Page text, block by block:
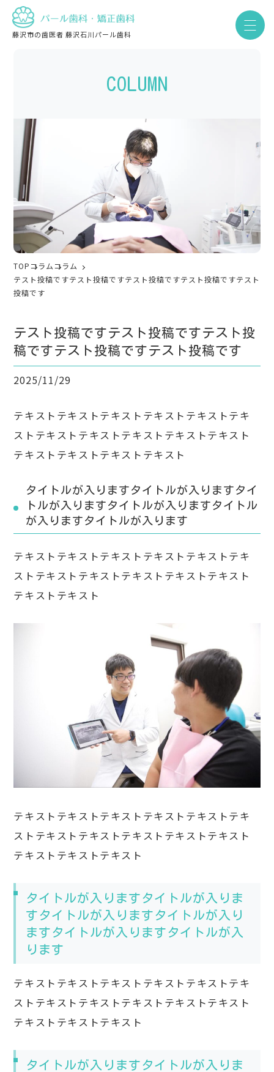
藤沢市の歯医者 藤沢石川パール歯科
COLUMN
TOPコラムコラム
テスト投稿ですテスト投稿ですテスト投稿ですテスト投稿ですテスト
投稿です
テスト投稿ですテスト投稿ですテスト投
稿ですテスト投稿ですテスト投稿です
2025/11/29
テキストテキストテキストテキストテキストテキ
ストテキストテキストテキストテキストテキスト
テキストテキストテキストテキスト
タイトルが入りますタイトルが入りますタイ
トルが入りますタイトルが入りますタイトル
が入りますタイトルが入ります
テキストテキストテキストテキストテキストテキ
ストテキストテキストテキストテキストテキスト
テキストテキスト
テキストテキストテキストテキストテキストテキ
ストテキストテキストテキストテキストテキスト
テキストテキストテキスト
タイトルが入りますタイトルが入りま
すタイトルが入りますタイトルが入り
ますタイトルが入りますタイトルが入
ります
テキストテキストテキストテキストテキストテキ
ストテキストテキストテキストテキストテキスト
テキストテキストテキスト
タイトルが入りますタイトルが入りま